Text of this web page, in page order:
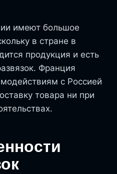
имеют большое
в стране в
продукция и есть
Франция
с Россией
товара ни при